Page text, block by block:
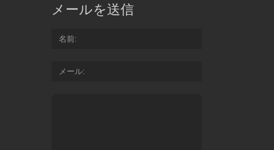
メールを送信
名前
メール